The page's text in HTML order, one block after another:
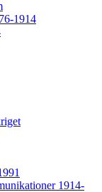
1914
1914-